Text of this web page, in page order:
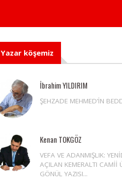
Yazar köşemiz
İbrahim YILDIRIM
ŞEHZADE MEHMED’İN
Kenan TOKGÖZ
VEFA VE ADANMIŞLIK:
AÇILAN KEMERALTI CAMİİ
GÖNÜL YAZISI...